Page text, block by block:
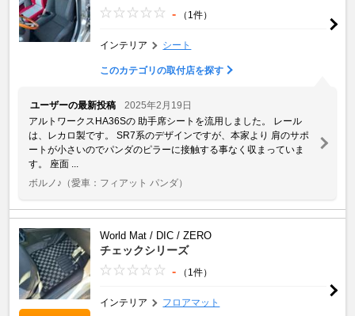
- （1件）
インテリア シート
このカテゴリの取付店を探す
ユーザーの最新投稿
2025年2月19日
アルトワークスHA36Sの 助手席シートを流用しました。 レール
は、レカロ製です。 SR7系のデザインですが、本家より 肩のサポ
ートが小さいのでパンダのピラーに接触する事なく収まっていま
す。 座面 ...
ボルノ♪ （愛車：フィアット パンダ）
World Mat / DIC / ZERO
チェックシリーズ
- （1件）
インテリア フロアマット